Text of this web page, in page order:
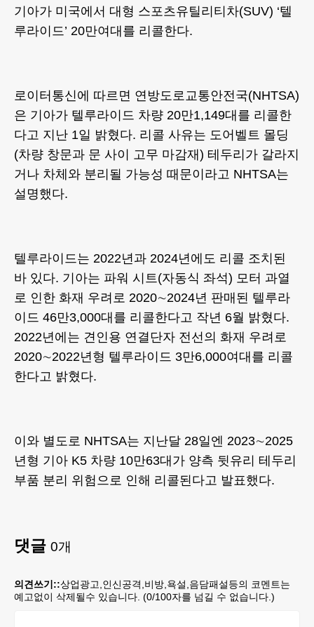
기아가 미국에서 대형 스포츠유틸리티차(SUV) ‘텔
루라이드’ 20만여대를 리콜한다.
로이터통신에 따르면 연방도로교통안전국(NHTSA)
은 기아가 텔루라이드 차량 20만1,149대를 리콜한
다고 지난 1일 밝혔다. 리콜 사유는 도어벨트 몰딩
(차량 창문과 문 사이 고무 마감재) 테두리가 갈라지
거나 차체와 분리될 가능성 때문이라고 NHTSA는
설명했다.
텔루라이드는 2022년과 2024년에도 리콜 조치된
바 있다. 기아는 파워 시트(자동식 좌석) 모터 과열
로 인한 화재 우려로 2020∼2024년 판매된 텔루라
이드 46만3,000대를 리콜한다고 작년 6월 밝혔다.
2022년에는 견인용 연결단자 전선의 화재 우려로
2020∼2022년형 텔루라이드 3만6,000여대를 리콜
한다고 밝혔다.
이와 별도로 NHTSA는 지난달 28일엔 2023∼2025
년형 기아 K5 차량 10만63대가 양측 뒷유리 테두리
부품 분리 위험으로 인해 리콜된다고 발표했다.
댓글 0개
의견쓰기::상업광고,인신공격,비방,욕설,음담패설등의 코멘트는
예고없이 삭제될수 있습니다. (0/100자를 넘길 수 없습니다.)